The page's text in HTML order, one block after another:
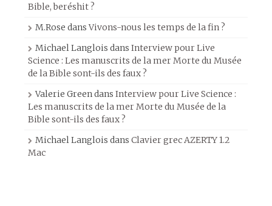
Bible, beréshit ?
M.Rose dansVivons-nous les temps de la fin ?
Michael Langlois dans Interview pour Live
Science : Les manuscrits de la mer Morte du Musée
de la Bible sont-ils des faux ?
Valerie Greendans Interview pour Live Science :
Les manuscrits de la mer Morte du Musée de la
Bible sont-ils des faux ?
Michael Langlois dans Clavier grec AZERTY 1.2
Mac